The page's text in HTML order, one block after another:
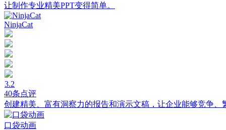
让制作专业精美PPT变得简单。
NinjaCat
3.2
40条点评
创建精美、富有洞察力的报告和演示文稿，让企业能够竞争、
口袋动画